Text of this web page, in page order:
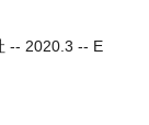
-- 2020.3 -- E